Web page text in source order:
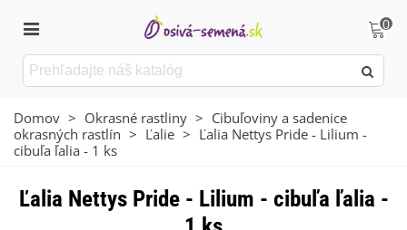
0
Domov > Okrasné rastliny > Cibuľoviny a sadenice
okrasných rastlín > Ľalie > Ľalia Nettys Pride - Lilium -
cibuľa ľalia - 1 ks
Ľalia Nettys Pride - Lilium - cibuľa ľalia -